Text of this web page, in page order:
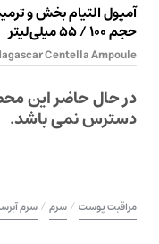
حجم 100 / 55 میلی‌لیتر
Centella Ampoule
در حال حاضر این
دسترس نمی باشد.
مراقبت پوست / سرم / سرم